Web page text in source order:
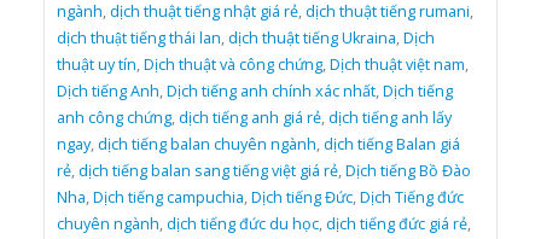
ngành,dịch thuật tiếng nhật giá rẻ,dịch thuật tiếng rumani,
dịch thuật tiếng thái lan,dịch thuật tiếng Ukraina,Dịch
thuật uy tín,Dịch thuật và công chứng,Dịch thuật việt nam,
Dịch tiếng Anh,Dịch tiếng anh chính xác nhất,Dịch tiếng
anh công chứng,dịch tiếng anh giá rẻ,dịch tiếng anh lấy
ngay,dịch tiếng balan chuyên ngành,dịch tiếng Balan giá
rẻ,dịch tiếng balan sang tiếng việt giá rẻ,Dịch tiếng Bồ Đào
Nha,Dịch tiếng campuchia,Dịch tiếng Đức,Dịch Tiếng đức
chuyên ngành,dịch tiếng đức du học,dịch tiếng đức giá rẻ,